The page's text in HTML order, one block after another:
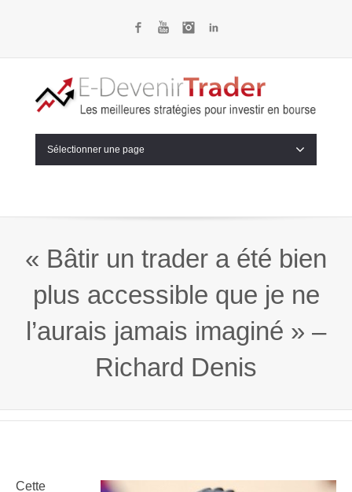
FacebookYouTubeInstagram
Sélectionner une page
« Bâtir un trader a été bien
plus accessible que je ne
l’aurais jamais imaginé » –
Richard Denis
Cette